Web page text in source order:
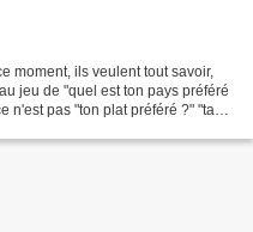
moment, ils veulent tout savoir,
jeu de "quel est ton pays préféré
n'est pas "ton plat préféré ?" "ta